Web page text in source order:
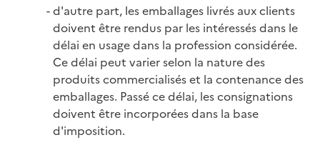
d'autre part, les emballages livrés aux clients
doivent être rendus par les intéressés dans le
délai en usage dans la profession considérée.
Ce délai peut varier selon la nature des
produits commercialisés et la contenance des
emballages. Passé ce délai, les consignations
doivent être incorporées dans la base
d'imposition.